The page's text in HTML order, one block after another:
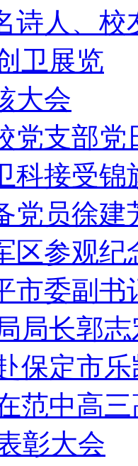
诗人、
卫展览
大会
党支部党
科接受锦
党员徐
区参观纪
市委副
局长郭
保定市
范中高
彰大会